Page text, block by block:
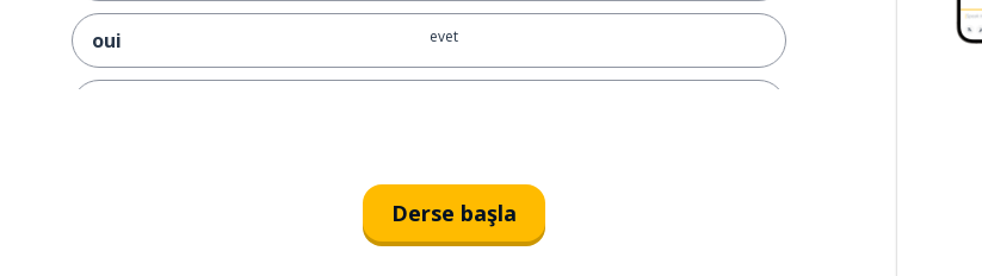
oui evet
Derse başla